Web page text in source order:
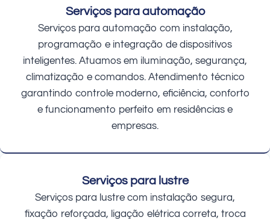
Serviços para automação
Serviços para automação com instalação,
programação e integração de dispositivos
inteligentes. Atuamos em iluminação, segurança,
climatização e comandos. Atendimento técnico
garantindo controle moderno, eficiência, conforto
e funcionamento perfeito em residências e
empresas.
Serviços para lustre
Serviços para lustre com instalação segura,
fixação reforçada, ligação elétrica correta, troca